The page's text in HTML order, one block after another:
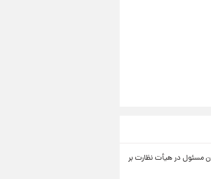
مسئول در هیأت نظارت بر